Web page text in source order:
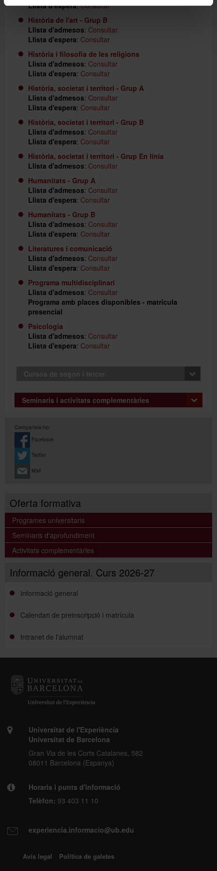
Informació general. Curs 2026-27
Informació general
Calendari de preinscripció i matrícula
Intranet de l'alumnat
Llista d'espera:Consultar
Història de l'art - Grup B
Llista d'admesos: Consultar
Llista d'espera: Consultar
Història i filosofia de les religions
Llista d'admesos: Consultar
Llista d'espera: Consultar
Història, societat i territori - Grup A
Llista d'admesos: Consultar
Llista d'espera: Consultar
Història, societat i territori - Grup B
Llista d'admesos: Consultar
Llista d'espera: Consultar
Història, societat i territori - Grup En línia
Llista d'admesos: Consultar
Humanitats - Grup A
Llista d'admesos: Consultar
Llista d'espera: Consultar
Humanitats - Grup B
Llista d'admesos: Consultar
Llista d'espera: Consultar
Literatures i comunicació
Llista d'admesos: Consultar
Llista d'espera: Consultar
Programa multidisciplinari
Llista d'admesos: Consultar
Programa amb places disponibles - matrícula
presencial
Psicologia
Llista d'admesos: Consultar
Llista d'espera: Consultar
Matrícula: del 08 al 19 de juny de 2026 a través d'internet
o ala nostra seuen el cas que no es pugui fer per
Seminaris i activitats complementàries
Anuals i primer quadrimestre
Matrícula
d'internet o
per Internet.
Segon quadrimestre
Matrícula
fer per Internet.
Comparteix-ho:
Facebook
Twitter
Mail
Oferta formativa
Programes universitaris
Seminaris d'aprofundiment
Activitats complementàries
Universitat de l'Experiència
Universitat de Barcelona
Gran Via de les Corts Catalanes, 582
08011 Barcelona (Espanya)
Horaris i punts d'informació
Telèfon: 93 403 11 10
experiencia.informacio@ub.edu
Avís legal Política de galetes